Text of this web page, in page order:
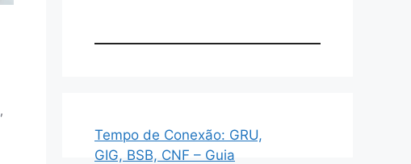
,
Tempo de Conexão: GRU,
GIG, BSB, CNF – Guia